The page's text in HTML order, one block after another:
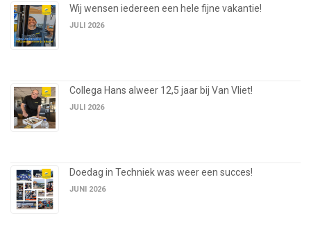
Wij wensen iedereen een hele fijne vakantie!
JULI 2026
Collega Hans alweer 12,5 jaar bij Van Vliet!
JULI 2026
Doedag in Techniek was weer een succes!
JUNI 2026